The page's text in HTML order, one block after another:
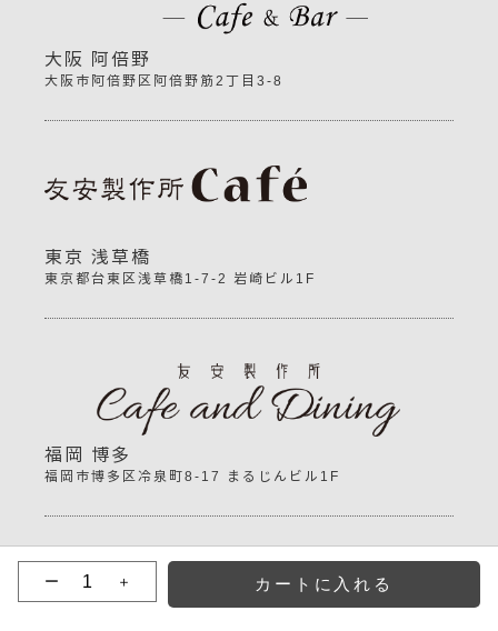
ー ＋
大阪 阿倍野
大阪市阿倍野区阿倍野筋2丁目3-8
東京 浅草橋
東京都台東区浅草橋1-7-2 岩崎ビル1F
福岡 博多
福岡市博多区冷泉町8-17 まるじんビル1F
Copyright©TomoyasuseisakusyoAll Rights Reserved.